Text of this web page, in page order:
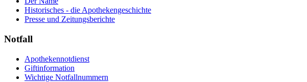
Historisches - die Apothekengeschichte
Presse und Zeitungsberichte
Notfall
Apothekennotdienst
Giftinformation
Wichtige Notfallnummern